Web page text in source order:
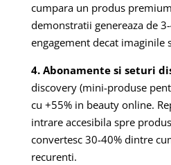
cumpara un produs
demonstratii genereaza de
engagement decat imaginile
4. Abonamente si seturi
discovery (mini-produse
cu +55% in beauty online.
intrare accesibila spre
convertesc 30-40% dintre
recurenti.